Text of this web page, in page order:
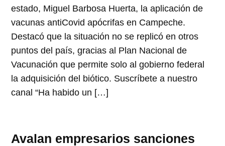
estado, Miguel Barbosa Huerta, la aplicación de
vacunas antiCovid apócrifas en Campeche.
Destacó que la situación no se replicó en otros
puntos del país, gracias al Plan Nacional de
Vacunación que permite solo al gobierno federal
la adquisición del biótico. Suscríbete a nuestro
canal “Ha habido un […]
Avalan empresarios sanciones